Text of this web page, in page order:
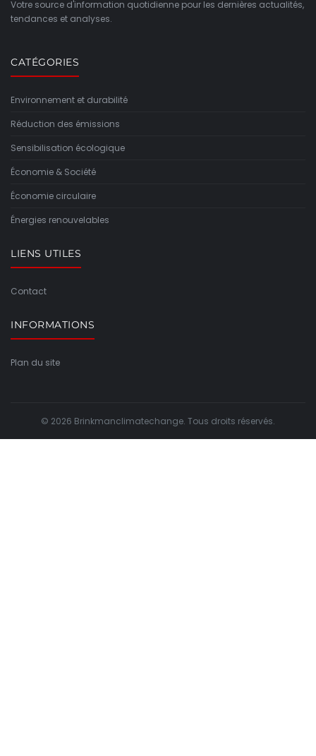
Votre source d'information quotidienne pour les dernières actualités,
tendances et analyses.
CATÉGORIES
Environnement et durabilité
Réduction des émissions
Sensibilisation écologique
Économie & Société
Économie circulaire
Énergies renouvelables
LIENS UTILES
Contact
INFORMATIONS
Plan du site
© 2026 Brinkmanclimatechange. Tous droits réservés.